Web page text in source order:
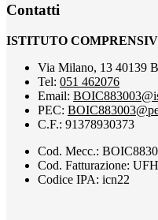
Contatti
ISTITUTO
Via Milano, 13 40139
Tel: 051 462076
Email:
PEC:
C.F.: 91378930373
Cod. Mecc.:
Cod. Fatturazione:
Codice IPA: icn22